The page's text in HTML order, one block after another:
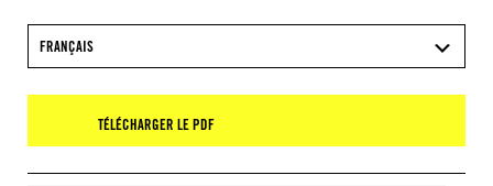
FRANÇAIS
TÉLÉCHARGER LE PDF